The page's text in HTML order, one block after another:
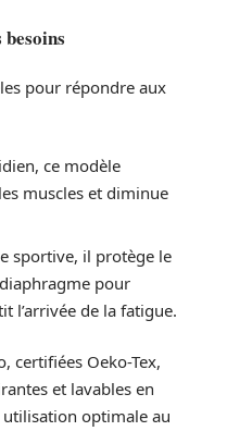
pour répondre aux
ce modèle
muscles et diminue
sportive, il protège le
pour
l’arrivée de la fatigue.
certifiées Oeko-Tex,
et lavables en
optimale au